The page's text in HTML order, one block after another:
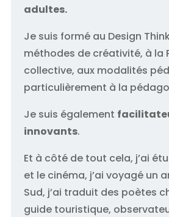
adultes.
Je suis formé au Design
méthodes de créativité, à la
collective, aux modalités
particulièrement à la
Je suis également
innovants.
Et à côté de tout cela, j’ai
et le cinéma, j’ai voyagé un
Sud, j’ai traduit des poètes
guide touristique,